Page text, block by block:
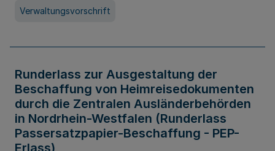
Verwaltungsvorschrift
Runderlass zur Ausgestaltung der
Beschaffung von Heimreisedokumenten
durch die Zentralen Ausländerbehörden
in Nordrhein-Westfalen (Runderlass
Passersatzpapier-Beschaffung - PEP-
Erlass)